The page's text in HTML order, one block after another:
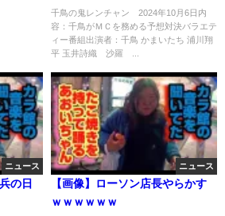
月20日
千鳥の鬼レンチャン 2024年10月6日内
容：千鳥がＭＣを務める予想対決バラエテ
ィー番組出演者：千鳥 かまいたち 浦川翔
平 玉井詩織 沙羅 ...
ニュース
の日
ニュース
【画像】ローソン店長やらかす
ｗｗｗｗｗｗ